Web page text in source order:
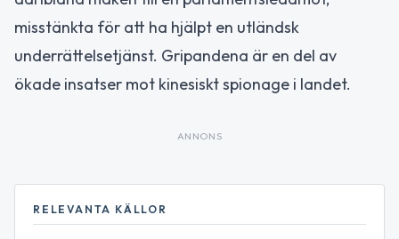
misstänkta för att ha hjälpt en utländsk
underrättelsetjänst. Gripandena är en del av
ökade insatser mot kinesiskt spionage i landet.
ANNONS
RELEVANTA KÄLLOR